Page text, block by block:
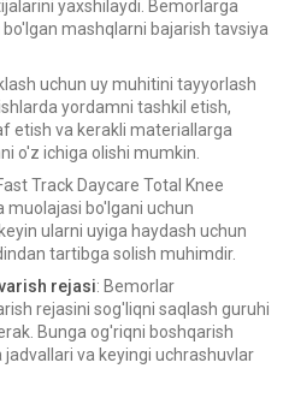
yaxshilaydi. Bemorlarga
mashqlarni bajarish tavsiya
uchun uy muhitini tayyorlash
yordamni tashkil etish,
etish va kerakli materiallarga
o'z ichiga olishi mumkin.
Track Daycare Total Knee
bo'lgani uchun
ularni uyiga haydash uchun
tartibga solish muhimdir.
rejasi: Bemorlar
rejasini sog'liqni saqlash guruhi
Bunga og'riqni boshqarish
va keyingi uchrashuvlar